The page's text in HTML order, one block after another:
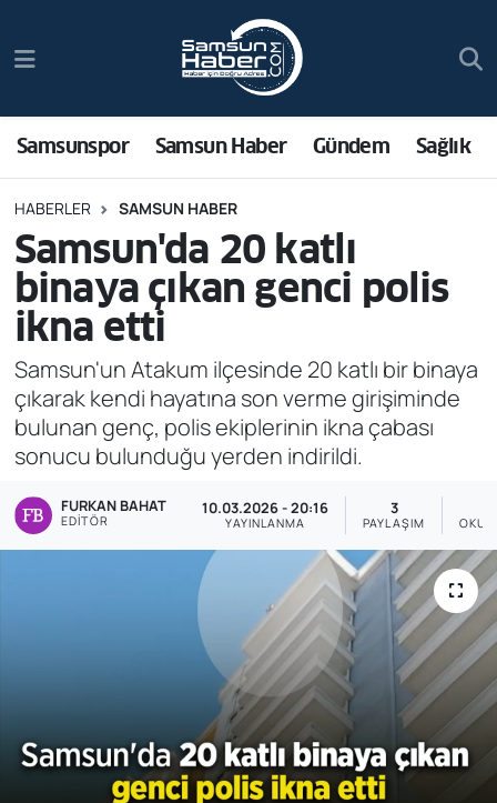
Samsunspor Samsun Haber Gündem Sağlık
HABERLER SAMSUN HABER
Samsun'da 20 katlı
binaya çıkan genci polis
ikna etti
Samsun'un Atakum ilçesinde 20 katlı bir binaya
çıkarak kendi hayatına son verme girişiminde
bulunan genç, polis ekiplerinin ikna çabası
sonucu bulunduğu yerden indirildi.
FURKAN BAHAT
EDITÖR
10.03.2026 - 20:16
YAYINLANMA
3
PAYLAŞIM
Samsun Haber
Sağlık
Asayiş
Bilim ve Teknoloji
Bölge
Dünya
Siyaset
Trafik Durumu
Süper Lig Puan Durumu ve Fikstür
Tüm Manşetler
Son Dakika Haberleri
Haber Arşivi